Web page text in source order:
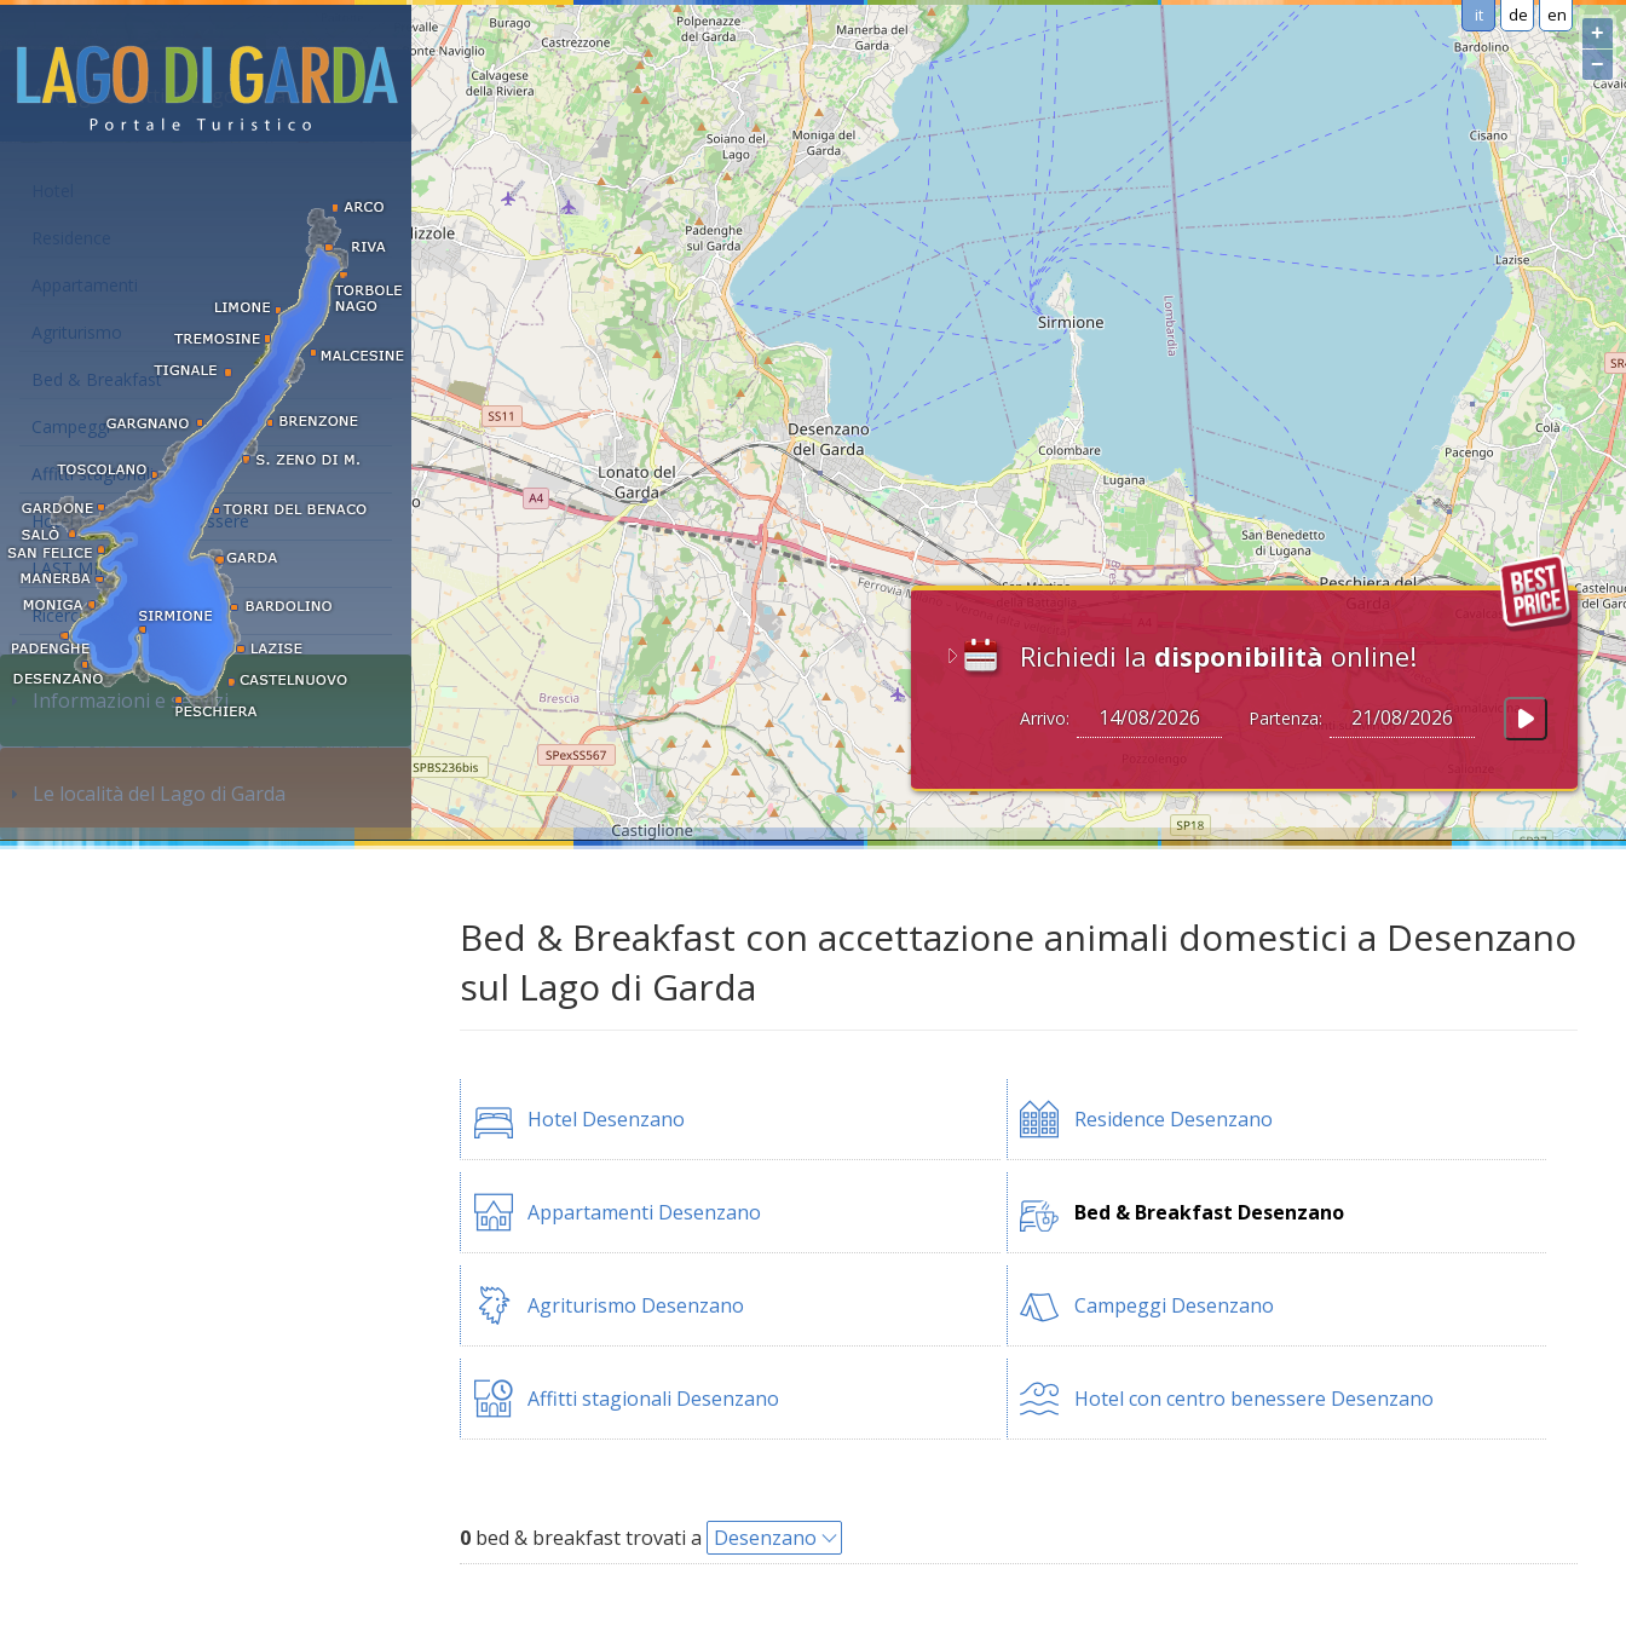
it de en
Richiedi la disponibilità online!
Arrivo: Partenza:
+
−
Alloggi e affitti al Lago di Garda
Appartamenti
Agriturismo
Bed & Breakfast
Campeggi
Affitti stagionali
Hotel con centro benessere
LAST MINUTE
Ricerca alloggi...
Informazioni e servizi
Le località del Lago di Garda
Bed & Breakfast con accettazione animali domestici a Desenzano
sul Lago di Garda
Hotel Desenzano Residence Desenzano
Appartamenti Desenzano Bed & Breakfast Desenzano
Agriturismo Desenzano Campeggi Desenzano
Affitti stagionali Desenzano Hotel con centro benessere Desenzano
0 bed & breakfast trovati a Desenzano